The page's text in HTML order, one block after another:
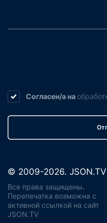
Согласен/а на
© 2009-2026. JSON.TV
Все права защищены.
Перепечатка возможна с
активной ссылкой на сайт
JSON.TV